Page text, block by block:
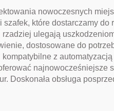
nowoczesnych
które dostarczamy
ulegają
dostosowane do
z
Doskonała obsługa